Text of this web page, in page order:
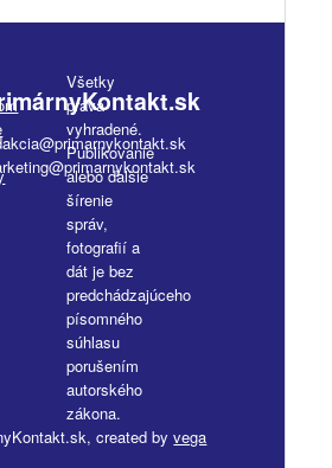
Všetky
práva
vyhradené.
Publikovanie
alebo ďalšie
šírenie
správ,
fotografií a
dát je bez
predchádzajúceho
písomného
súhlasu
porušením
autorského
zákona.
created byvega